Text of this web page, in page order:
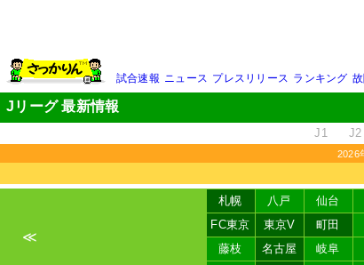
試合速報 ニュース プレスリリース ランキング
Jリーグ 最新情報
J1 J2
2026
≪
札幌 八戸 仙台
FC東京
東京V 町田
藤枝
名古屋 岐阜